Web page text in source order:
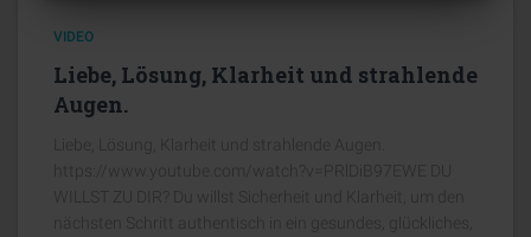
VIDEO
Liebe, Lösung, Klarheit und strahlende
Augen.
Liebe, Lösung, Klarheit und strahlende Augen.
https://www.youtube.com/watch?v=PRlDiB97EWE DU
WILLST ZU DIR? Du willst Sicherheit und Klarheit, um den
nächsten Schritt authentisch in ein gesundes, glückliches,